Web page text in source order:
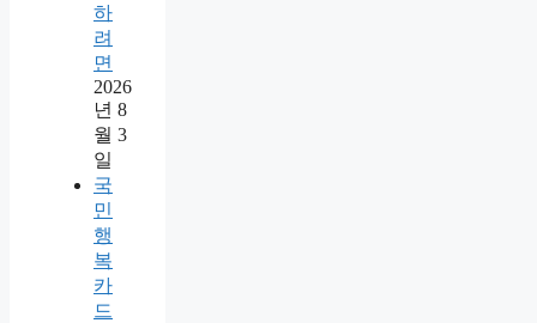
하
려
면
2026
년 8
월 3
일
국
민
행
복
카
드